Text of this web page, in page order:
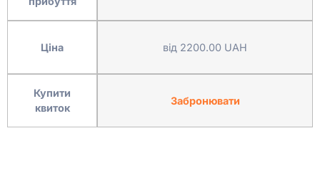
Ціна
Купити
квиток
від 2200.00 UAH
Забронювати